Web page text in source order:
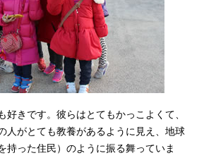
好きです。彼らはとてもかっこよくて、
人がとても教養があるように見え、地球
持った住民）のように振る舞っていま